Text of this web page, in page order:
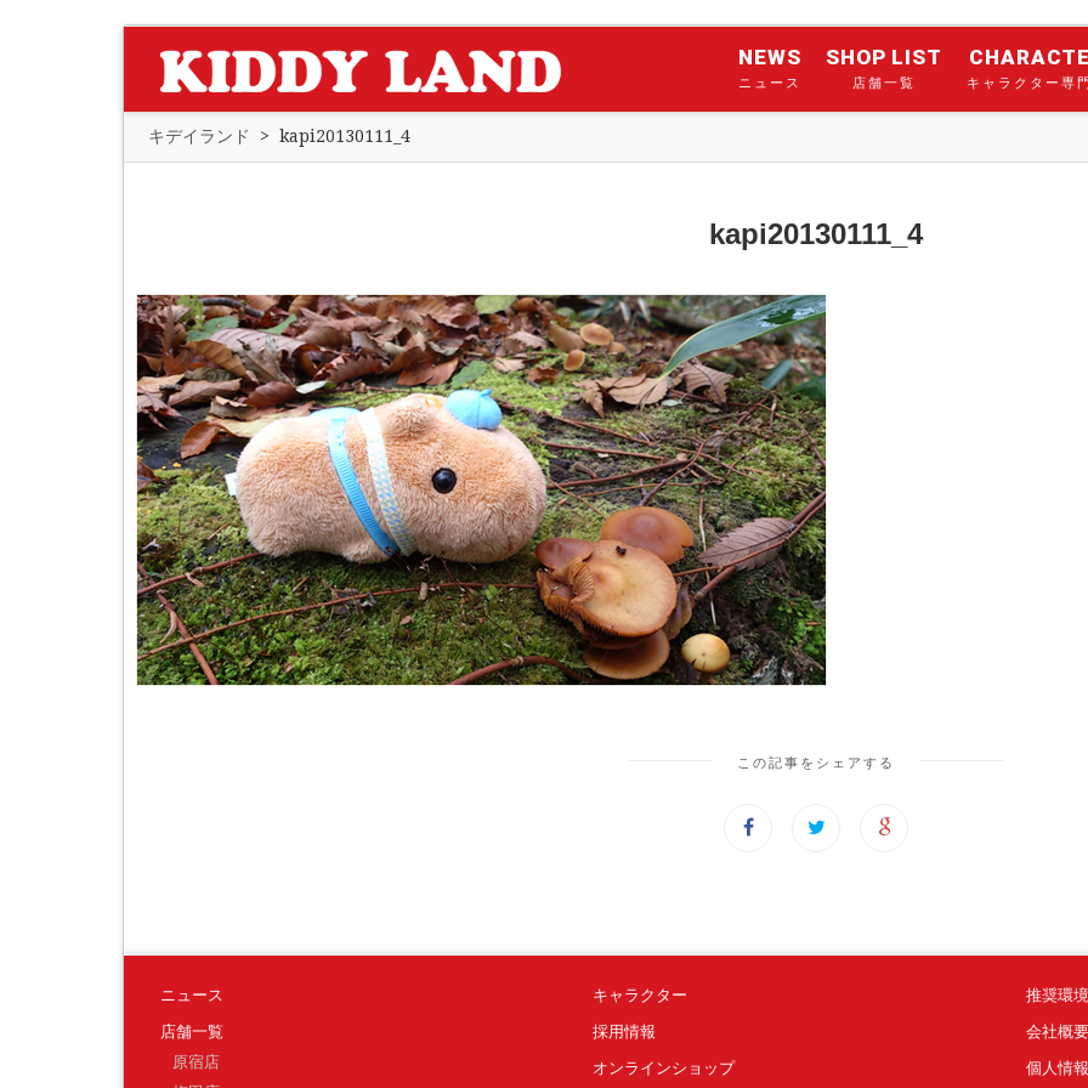
NEWS
ニュース
SHOP LIST
店舗一覧 キャラクター専
キデイランド > kapi20130111_4
kapi20130111_4
この記事をシェアする
ニュース
店舗一覧
原宿店
キャラクター
採用情報
オンラインショップ
推奨環境
会社概要
個人情